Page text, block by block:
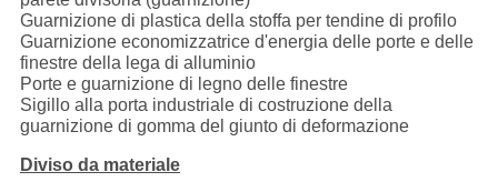
Guarnizione di plastica della stoffa per tendine di profilo
Guarnizione economizzatrice d'energia delle porte e delle
finestre della lega di alluminio
Porte e guarnizione di legno delle finestre
Sigillo alla porta industriale di costruzione della
guarnizione di gomma del giunto di deformazione
Diviso da materiale